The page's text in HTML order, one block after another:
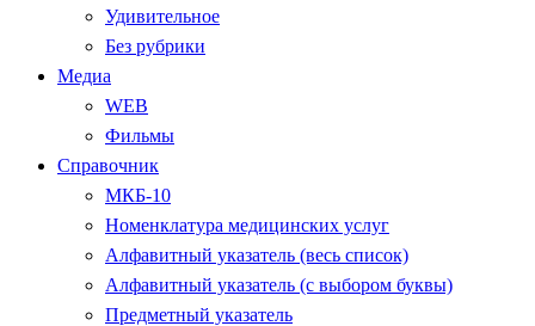
Удивительное
Без рубрики
Медиа
WEB
Фильмы
Справочник
МКБ-10
Номенклатура медицинских услуг
Алфавитный указатель (весь список)
Алфавитный указатель (с выбором буквы)
Предметный указатель